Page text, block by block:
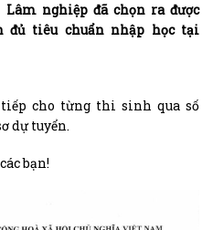
nghiệp đã chọn ra được
đủ tiêu chuẩn nhập học tại
cho từng thi sinh qua số
dự tuyển.
bạn!